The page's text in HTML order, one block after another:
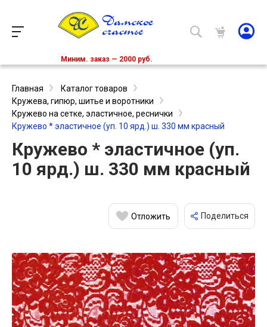
Миним. заказ — 2000 руб.
Главная
Каталог товаров
Кружева, гипюр, шитье и воротники
Кружево на сетке, эластичное, реснички
Кружево * эластичное (уп. 10 ярд.) ш. 330 мм красный
Кружево * эластичное (уп.
10 ярд.) ш. 330 мм красный
Отложить Поделиться